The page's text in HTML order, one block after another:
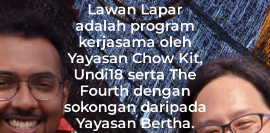
Lawan Lapar
adalah program
kerjasama oleh
Yayasan Chow Kit,
Undi18 serta The
Fourth dengan
sokongan daripada
Yayasan Bertha.